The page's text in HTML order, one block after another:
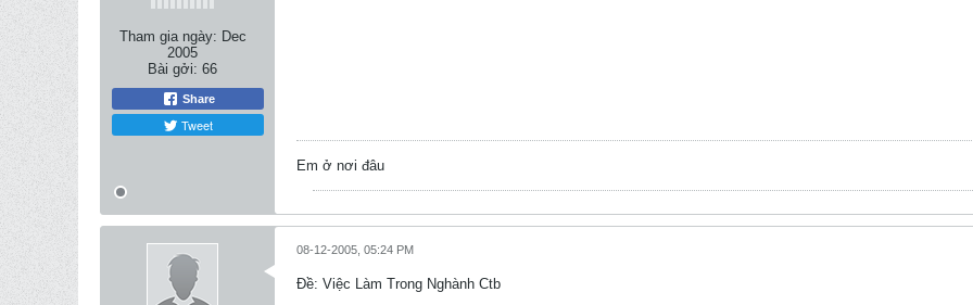
Tham gia ngày: Dec
2005
Bài gởi: 66
Share
Tweet
Em ở nơi đâu
08-12-2005, 05:24 PM
Ðề: Việc Làm Trong Nghành Ctb